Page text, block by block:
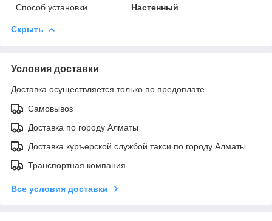
Способ установки
Настенный
Скрыть
Условия доставки
Доставка осуществляется только по предоплате.
Самовывоз
Доставка по городу Алматы
Доставка куръерской службой такси по городу Алматы
Транспортная компания
Все условия доставки